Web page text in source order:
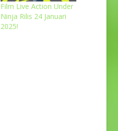
Film Live Action Under
Ninja Rilis 24 Januari
2025!